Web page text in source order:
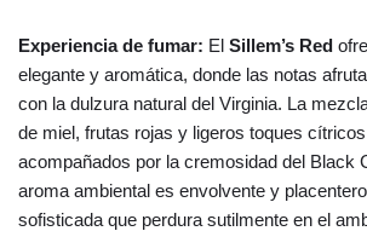
Experiencia de fumar: El Sillem’s Red
elegante y aromática, donde las notas
con la dulzura natural del Virginia. La
de miel, frutas rojas y ligeros toques
acompañados por la cremosidad del Black
aroma ambiental es envolvente y
sofisticada que perdura sutilmente en el